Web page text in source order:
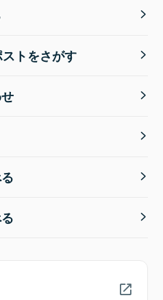
トをさがす